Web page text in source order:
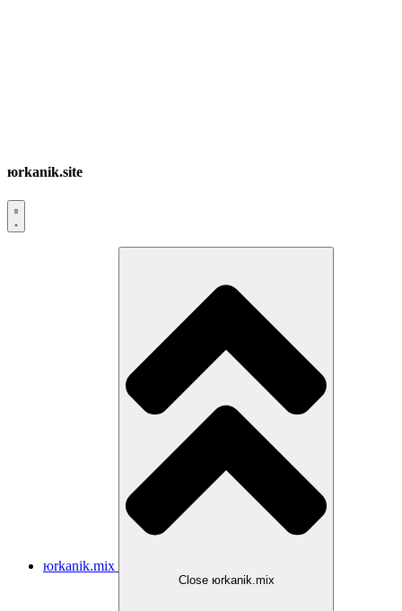
юrkanik.site
юrkanik.mix
Close юrkanik.mix